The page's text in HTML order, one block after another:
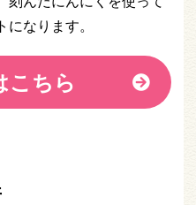
なります。
こちら